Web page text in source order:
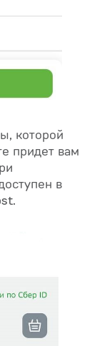
которой
придет вам
в